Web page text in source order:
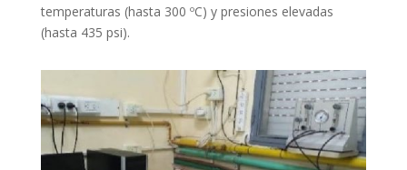
temperaturas (hasta 300 ºC) y presiones elevadas
(hasta 435 psi).